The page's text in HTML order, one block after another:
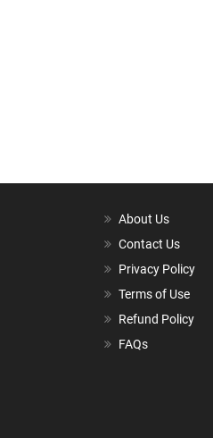
About Us
Contact Us
Privacy Policy
Terms of Use
Refund Policy
FAQs